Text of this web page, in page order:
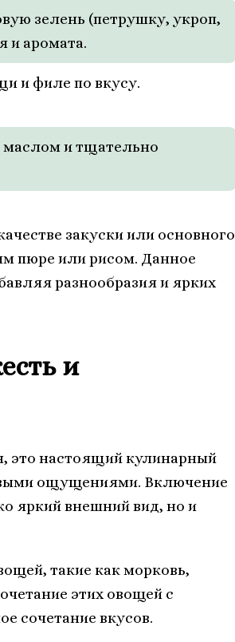
зелень (петрушку, укроп,
и аромата.
и филе по вкусу.
маслом и тщательно
закуски или основного
пюре или рисом. Данное
разнообразия и ярких
и
это настоящий кулинарный
ощущениями. Включение
яркий внешний вид, но и
такие как морковь,
этих овощей с
сочетание вкусов.